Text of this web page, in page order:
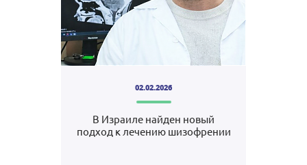
02.02.2026
В Израиле найден новый
подход к лечению шизофрении